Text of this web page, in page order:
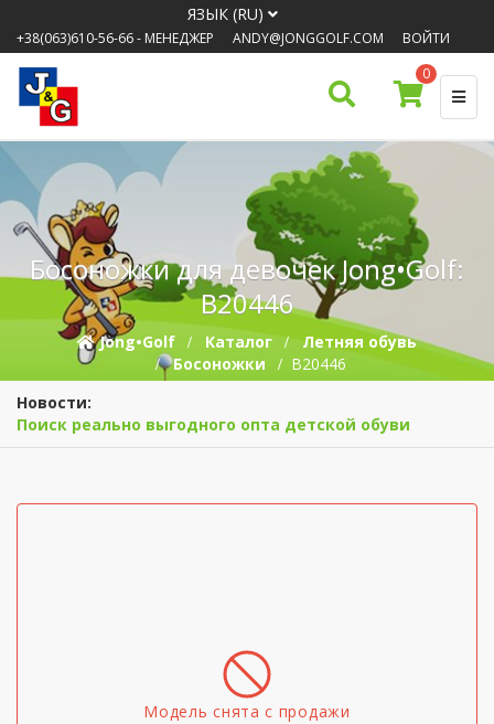
ЯЗЫК (RU)
+38(063)610-56-66- МЕНЕДЖЕР ANDY@JONGGOLF.COM
ВОЙТИ
0
Босоножки для девочек Jong•Golf:
B20446
Jong•Golf Каталог
Летняя обувь
Босоножки
B20446
Новости:
Поиск реально выгодного опта детской обуви
Модель снята с продажи